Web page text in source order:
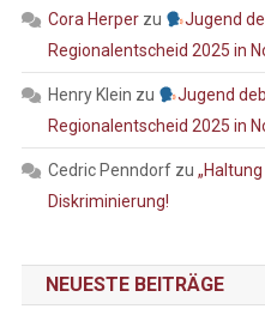
Cora Herperzu
Jugend
Regionalentscheid 2025 in
Henry Klein zu
Jugend
Regionalentscheid 2025 in
Cedric Penndorfzu
Diskriminierung!
NEUESTE BEITRÄGE